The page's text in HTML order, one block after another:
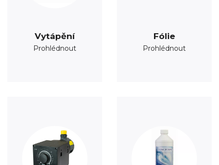
Vytápění
Prohlédnout
Fólie
Prohlédnout